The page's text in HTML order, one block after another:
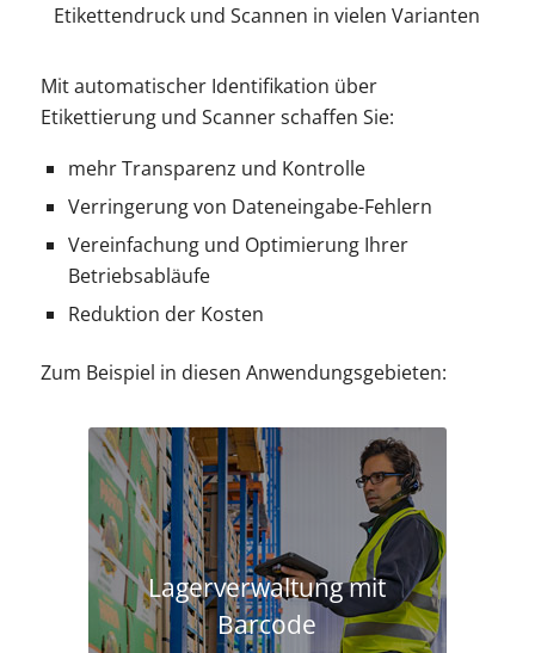
Etikettendruck und Scannen in vielen Varianten
Mit automatischer Identifikation über
Etikettierung und Scanner schaffen Sie:
mehr Transparenz und Kontrolle
Verringerung von Dateneingabe-Fehlern
Vereinfachung und Optimierung Ihrer
Betriebsabläufe
Reduktion der Kosten
Zum Beispiel in diesen Anwendungsgebieten:
Lagerverwaltung mit
Barcode